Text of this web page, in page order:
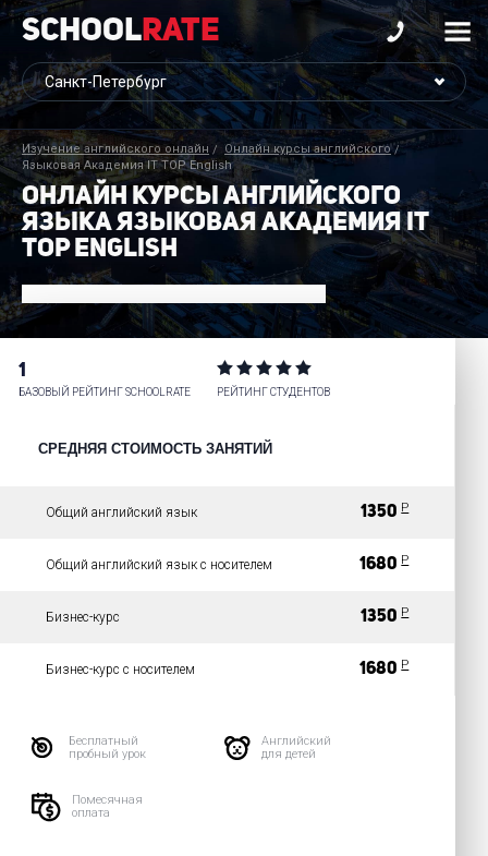
School Rate
Изучение английского онлайн
Онлайн курсы английского
Языковая Академия IT TOP English
ОНЛАЙН КУРСЫ АНГЛИЙСКОГО
ЯЗЫКА ЯЗЫКОВАЯ АКАДЕМИЯ IT
TOP ENGLISH
1
БАЗОВЫЙ РЕЙТИНГ SCHOOLRATE РЕЙТИНГ СТУДЕНТОВ
СРЕДНЯЯ СТОИМОСТЬ ЗАНЯТИЙ
Общий английский язык 1350 P
Общий английский язык с носителем 1680 P
Бизнес-курс 1350 P
Бизнес-курс с носителем 1680 P
Бесплатный
пробный урок
Английский
для детей
Помесячная
оплата